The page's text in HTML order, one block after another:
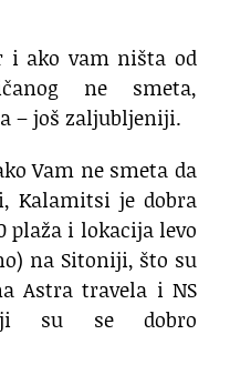
i ako vam ništa od
ne smeta,
– još zaljubljeniji.
Vam ne smeta da
Kalamitsi je dobra
plaža i lokacija levo
na Sitoniji, što su
Astra travela i NS
su se dobro